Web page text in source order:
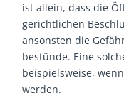
ist allein, dass die
gerichtlichen
ansonsten die
bestünde. Eine
beispielsweise,
werden.